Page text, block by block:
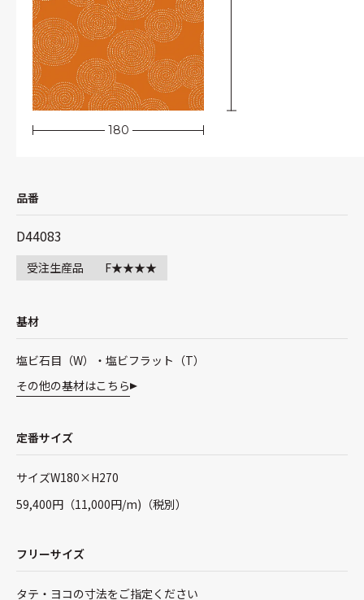
180
品番
D44083
受注生産品 F★★★★
基材
塩ビ石目（W）・塩ビフラット（T）
その他の基材はこちら
定番サイズ
サイズW180×H270
59,400円（11,000円/m)（税別）
フリーサイズ
タテ・ヨコの寸法をご指定ください